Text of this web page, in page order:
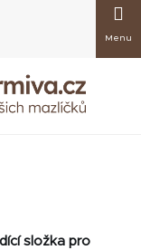
košík
složka pro